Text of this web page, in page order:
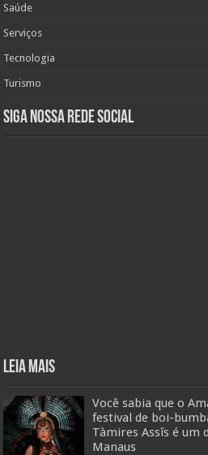
Saúde
Serviços
Tecnologia
Turismo
Siga nossa rede social
Leia mais
Você sabia que o
festival de boi-
Tàmires Assîs é um
Manaus